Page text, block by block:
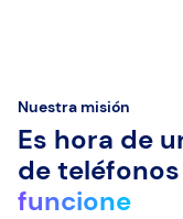
Nuestra misión
Es hora de
de
funcione